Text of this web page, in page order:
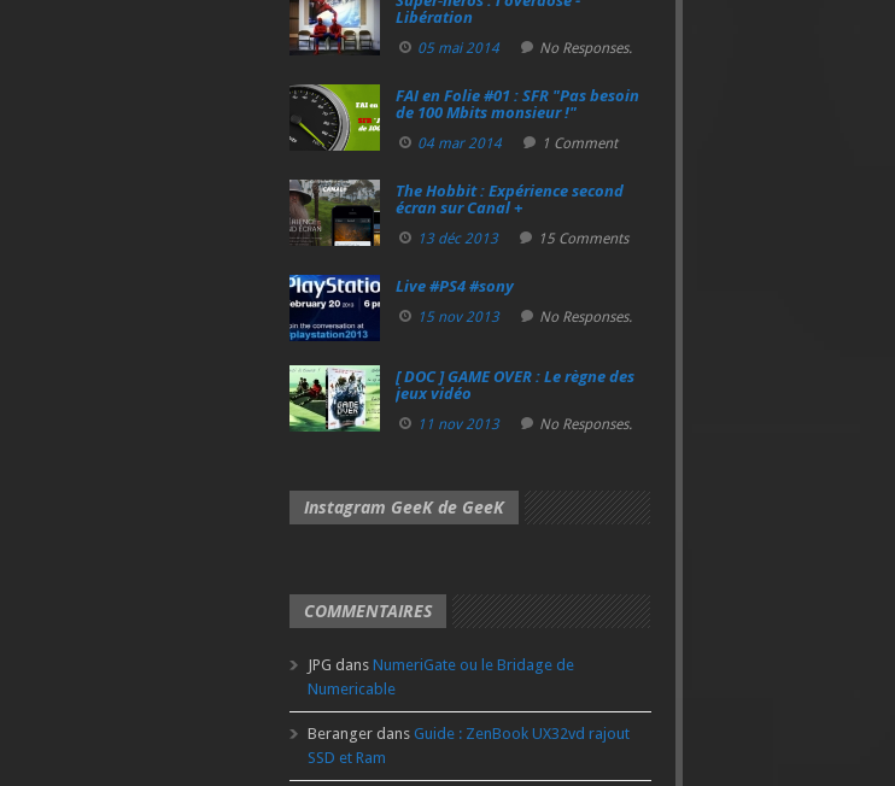
Libération
05 mai 2014 No Responses.
FAI en Folie #01 : SFR "Pas besoin
de 100 Mbits monsieur !"
04 mar 2014 1 Comment
The Hobbit : Expérience second
écran sur Canal +
13 déc 2013 15 Comments
Live #PS4 #sony
15 nov 2013 No Responses.
[ DOC ] GAME OVER : Le règne des
jeux vidéo
11 nov 2013 No Responses.
Instagram GeeK de GeeK
COMMENTAIRES
JPG dans NumeriGate ou le Bridage de
Numericable
Beranger dans Guide : ZenBook UX32vd rajout
SSD et Ram